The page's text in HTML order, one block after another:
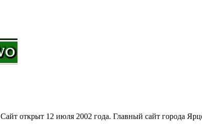
Сайт открыт 12 июля 2002 года. Главный сайт города